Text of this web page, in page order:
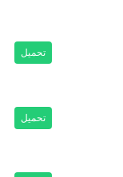
تحميل
تحميل